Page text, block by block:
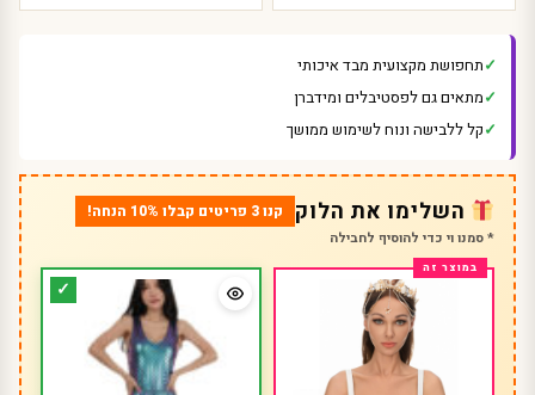
תחפושת מקצועית מבד איכותי
מתאים גם לפסטיבלים ומידברן
קל ללבישה ונוח לשימוש ממושך
השלימו את הלוק קנו 3 פריטים קבלו 10% הנחה!
* סמנו וי כדי להוסיף לחבילה